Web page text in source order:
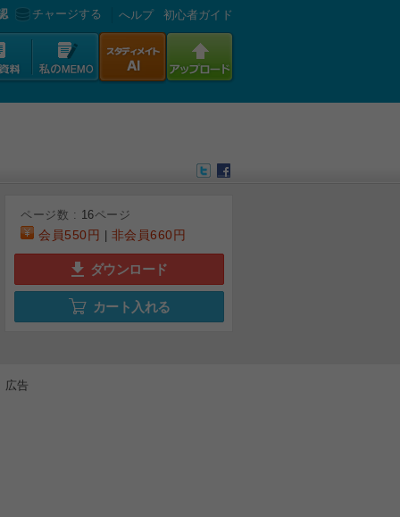
チャージする へルプ 初心者ガイド
ページ数 : 16ページ
会員550円 非会員660円
ダウンロード
カート入れる
広告